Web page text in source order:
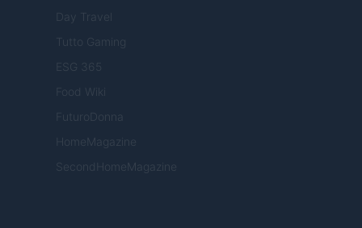
Day Travel
Tutto Gaming
ESG 365
Food Wiki
FuturoDonna
HomeMagazine
SecondHomeMagazine